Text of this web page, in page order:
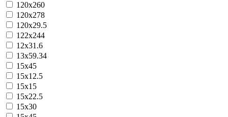
120х260
120х278
120х29.5
122х244
12х31.6
13х59.34
15x45
15х12.5
15х15
15х22.5
15х30